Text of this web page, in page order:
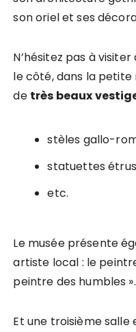
son oriel et ses
N’hésitez pas à visiter
le côté, dans la petite
de très beaux
stèles gallo-
statuettes
etc.
Le musée présente
artiste local : le
peintre des humbles ».
Et une troisième salle